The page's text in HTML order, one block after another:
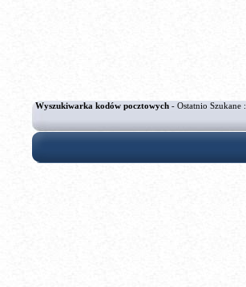
Wyszukiwarka kodów pocztowych - Ostatnio Szukane :